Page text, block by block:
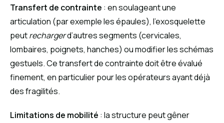
Transfert de contrainte : en soulageant une
articulation (par exemple les épaules), l’exosquelette
peutrechargerd’autres segments (cervicales,
lombaires, poignets, hanches) ou modifier les schémas
gestuels. Ce transfert de contrainte doit être évalué
finement, en particulier pour les opérateurs ayant déjà
des fragilités.
Limitations de mobilité : la structure peut gêner